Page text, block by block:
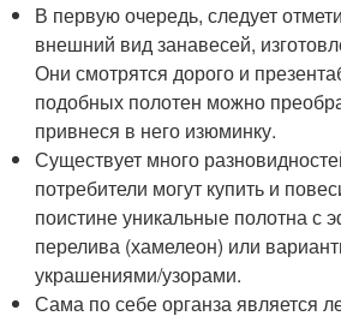
В первую очередь, следует
внешний вид занавесей,
Они смотрятся дорого и
подобных полотен можно
привнеся в него изюминку.
Существует много
потребители могут купить и
поистине уникальные полотна с
перелива (хамелеон) или
украшениями/узорами.
Сама по себе органза является